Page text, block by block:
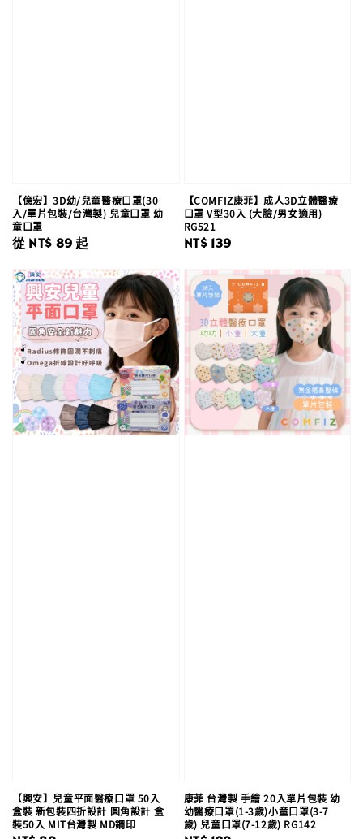
【億宏】3D幼/兒童醫療口罩(30
入/單片包裝/台灣製) 兒童口罩 幼
童口罩
Regular
從 NT$ 89 起
【COMFIZ康菲】成人3D立體醫療
口罩 V型30入 (大臉/男女適用)
RG521
Regular
NT$ 139
【興安】兒童平面醫療口罩 50入
盒裝 新包裝四折設計 圓角設計 盒
裝50入 MIT台灣製 MD鋼印
康菲 台灣製 手繪 20入單片包裝 幼
幼醫療口罩(1-3歲)小童口罩(3-7
歲) 兒童口罩(7-12歲) RG142